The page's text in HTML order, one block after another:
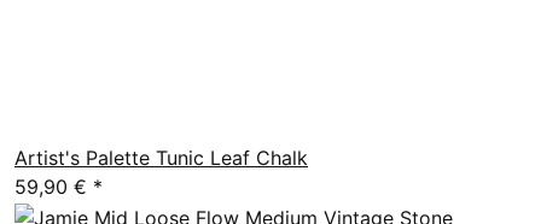
Artist's Palette Tunic Leaf Chalk
59,90 € *